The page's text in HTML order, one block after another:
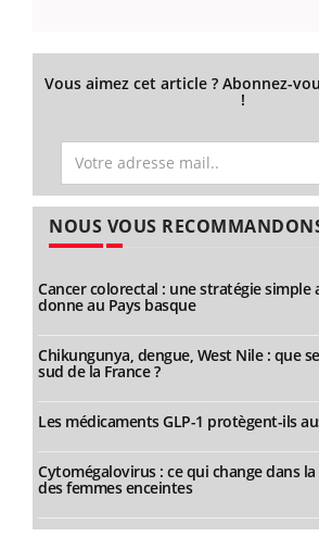
Vous aimez cet article ? Abonnez-
!
NOUS VOUS
Cancer colorectal : une stratégie simple
donne au Pays basque
Chikungunya, dengue, West Nile : que
sud de la France ?
Les médicaments GLP-1 protègent-ils
Cytomégalovirus : ce qui change dans
des femmes enceintes